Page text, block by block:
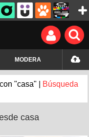
MODERA
"casa" |
Búsqueda
casa